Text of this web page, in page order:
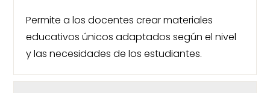
Permite a los docentes crear materiales
educativos únicos adaptados según el nivel
y las necesidades de los estudiantes.